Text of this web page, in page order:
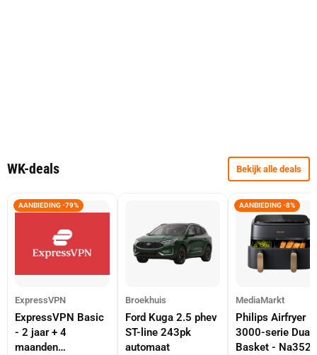
WK-deals Bekijk alle deals
AANBIEDING -79%
ExpressVPN
ExpressVPN Basic
- 2 jaar + 4
maanden
Broekhuis
Ford Kuga 2.5 phev
ST-line 243pk
automaat
AANBIEDING -8%
MediaMarkt
Philips Airfryer
3000-serie Dual
Basket -